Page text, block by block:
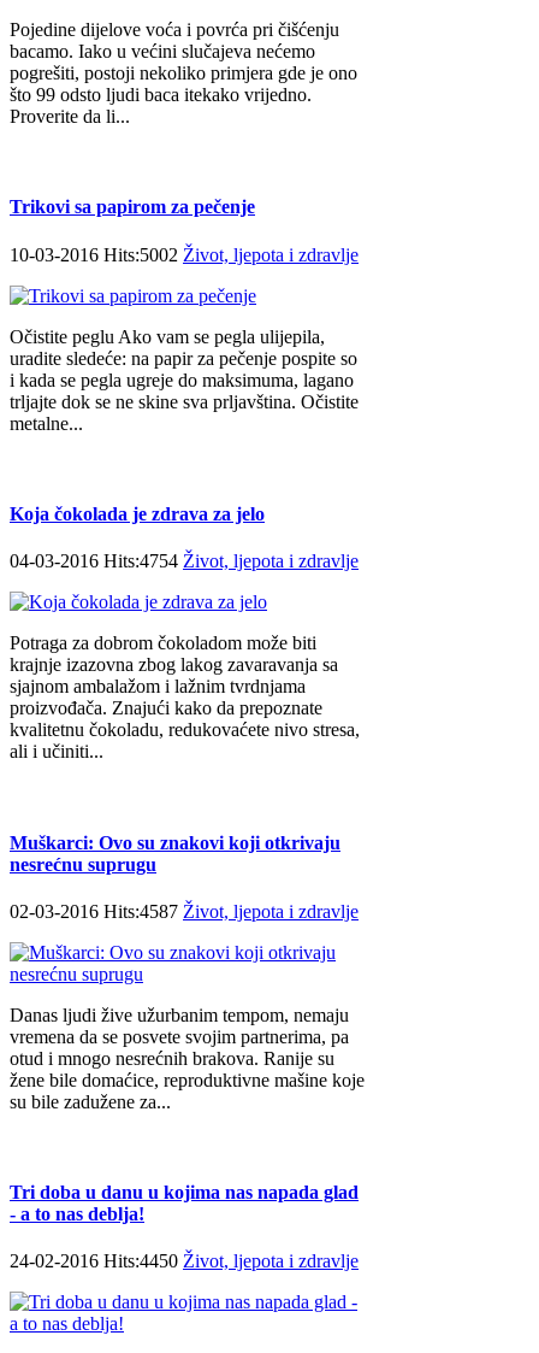
Pojedine dijelove voća i povrća pri čišćenju
bacamo. Iako u većini slučajeva nećemo
pogrešiti, postoji nekoliko primjera gde je ono
što 99 odsto ljudi baca itekako vrijedno.
Proverite da li...
Trikovi sa papirom za pečenje
10-03-2016 Hits:5002 Život, ljepota i zdravlje
Očistite peglu Ako vam se pegla ulijepila,
uradite sledeće: na papir za pečenje pospite so
i kada se pegla ugreje do maksimuma, lagano
trljajte dok se ne skine sva prljavština. Očistite
metalne...
Koja čokolada je zdrava za jelo
04-03-2016 Hits:4754 Život, ljepota i zdravlje
Potraga za dobrom čokoladom može biti
krajnje izazovna zbog lakog zavaravanja sa
sjajnom ambalažom i lažnim tvrdnjama
proizvođača. Znajući kako da prepoznate
kvalitetnu čokoladu, redukovaćete nivo stresa,
ali i učiniti...
Muškarci: Ovo su znakovi koji otkrivaju
nesrećnu suprugu
02-03-2016 Hits:4587 Život, ljepota i zdravlje
Danas ljudi žive užurbanim tempom, nemaju
vremena da se posvete svojim partnerima, pa
otud i mnogo nesrećnih brakova. Ranije su
žene bile domaćice, reproduktivne mašine koje
su bile zadužene za...
Tri doba u danu u kojima nas napada glad
- a to nas deblja!
24-02-2016 Hits:4450 Život, ljepota i zdravlje